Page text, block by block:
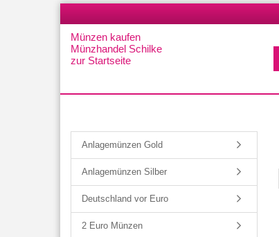
Münzen kaufen
Münzhandel Schilke
zur Startseite
Anlagemünzen Gold
Anlagemünzen Silber
Deutschland vor Euro
2 Euro Münzen